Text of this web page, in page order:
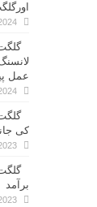
عمل
کی
برآمد